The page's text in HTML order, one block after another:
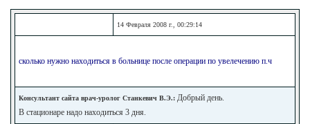
14 Февраля 2008 г., 00:29:14
сколько нужно находиться в больнице после операции по увелечению п.ч
Консультант сайта врач-уролог Станкевич В.Э.: Добрый день.
В стационаре надо находиться 3 дня.